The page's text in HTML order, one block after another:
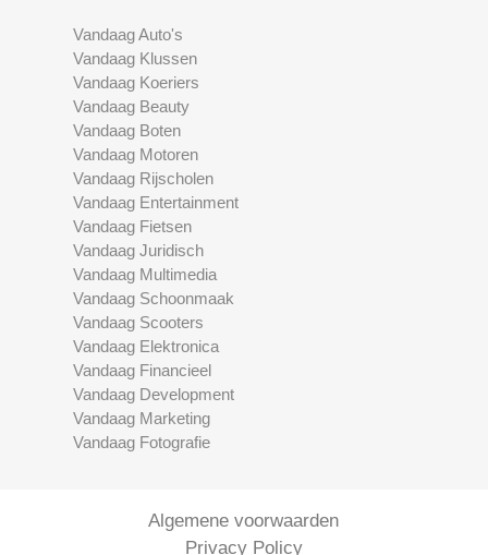
Vandaag Auto's
Vandaag Klussen
Vandaag Koeriers
Vandaag Beauty
Vandaag Boten
Vandaag Motoren
Vandaag Rijscholen
Vandaag Entertainment
Vandaag Fietsen
Vandaag Juridisch
Vandaag Multimedia
Vandaag Schoonmaak
Vandaag Scooters
Vandaag Elektronica
Vandaag Financieel
Vandaag Development
Vandaag Marketing
Vandaag Fotografie
Algemene voorwaarden
Privacy Policy